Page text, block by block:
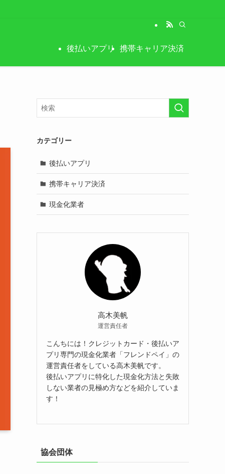
後払いアプリ 携帯キャリア決済
カテゴリー
後払いアプリ
携帯キャリア決済
現金化業者
高木美帆
運営責任者
こんちには！クレジットカード・後払いア
プリ専門の現金化業者「フレンドペイ」の
運営責任者をしている高木美帆です。
後払いアプリに特化した現金化方法と失敗
しない業者の見極め方などを紹介していま
す！
協会団体